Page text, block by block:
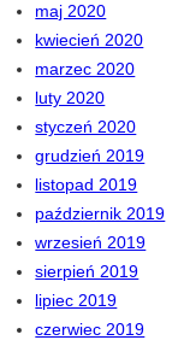
maj 2020
kwiecień 2020
marzec 2020
luty 2020
styczeń 2020
grudzień 2019
listopad 2019
październik 2019
wrzesień 2019
sierpień 2019
lipiec 2019
czerwiec 2019